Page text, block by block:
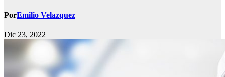
PorEmilio Velazquez
Dic 23, 2022